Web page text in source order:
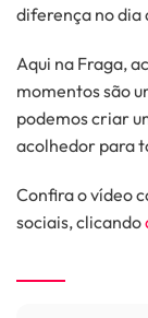
diferença no dia
Aqui na Fraga,
momentos são
podemos criar
acolhedor para
Confira o vídeo
sociais, clicando